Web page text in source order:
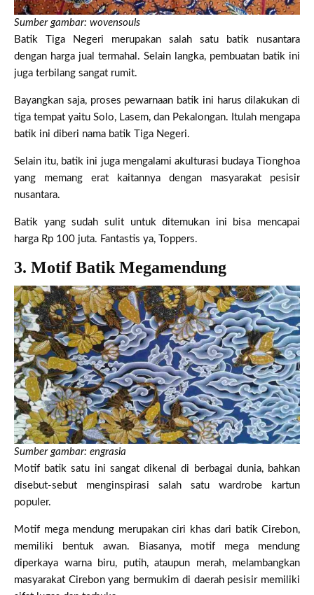
Sumber gambar: wovensouls
Batik Tiga Negeri merupakan salah satu batik nusantara
dengan harga jual termahal. Selain langka, pembuatan batik ini
juga terbilang sangat rumit.
Bayangkan saja, proses pewarnaan batik ini harus dilakukan di
tiga tempat yaitu Solo, Lasem, dan Pekalongan. Itulah mengapa
batik ini diberi nama batik Tiga Negeri.
Selain itu, batik ini juga mengalami akulturasi budaya Tionghoa
yang memang erat kaitannya dengan masyarakat pesisir
nusantara.
Batik yang sudah sulit untuk ditemukan ini bisa mencapai
harga Rp 100 juta. Fantastis ya, Toppers.
3. Motif Batik Megamendung
Sumber gambar: engrasia
Motif batik satu ini sangat dikenal di berbagai dunia, bahkan
disebut-sebut menginspirasi salah satu wardrobe kartun
populer.
Motif mega mendung merupakan ciri khas dari batik Cirebon,
memiliki bentuk awan. Biasanya, motif mega mendung
diperkaya warna biru, putih, ataupun merah, melambangkan
masyarakat Cirebon yang bermukim di daerah pesisir memiliki